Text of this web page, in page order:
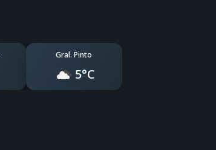
Gral. Pinto
5°C